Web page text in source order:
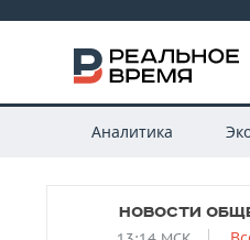
Аналитика
НОВОСТИ